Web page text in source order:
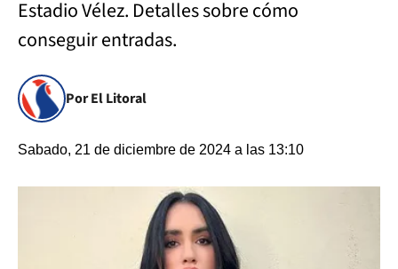
Estadio Vélez. Detalles sobre cómo
conseguir entradas.
Por El Litoral
Sabado, 21 de diciembre de 2024 a las 13:10